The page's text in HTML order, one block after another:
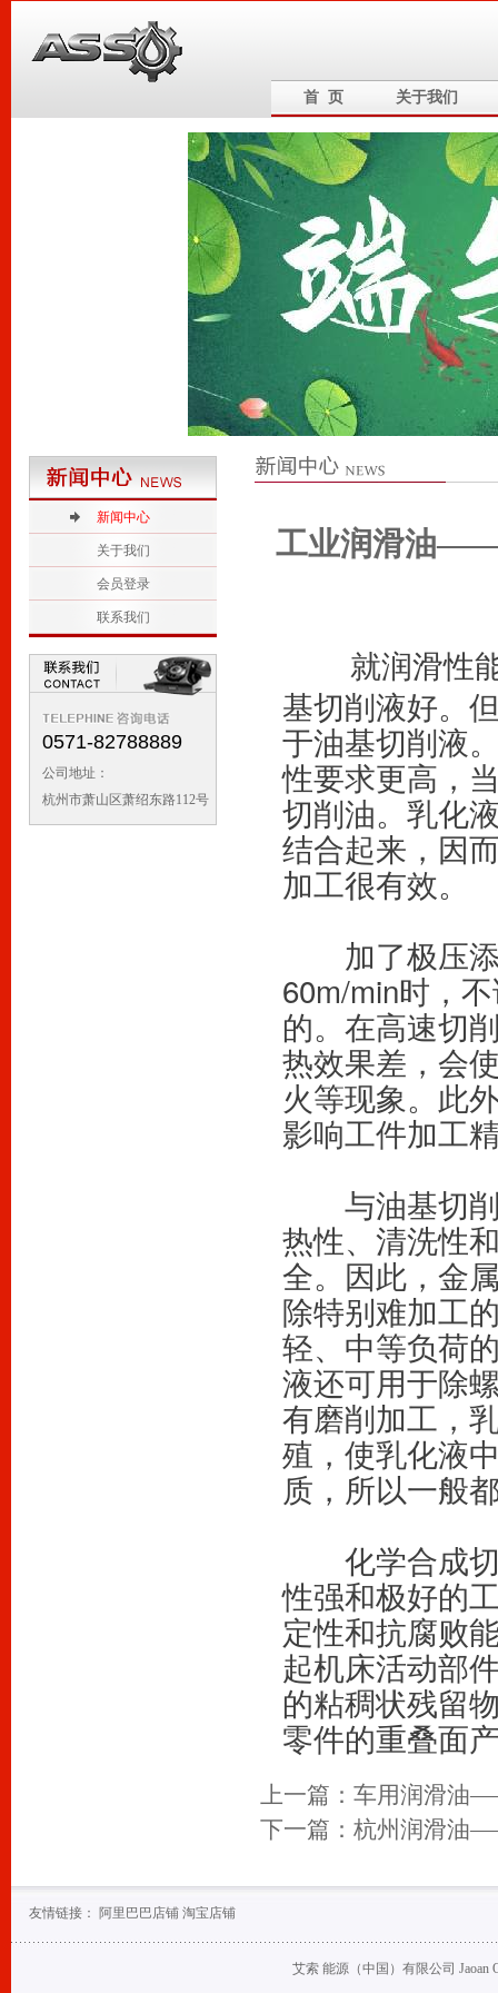
首 页 关于我们
5
3
新闻中心
关于我们
会员登录
联系我们
0571-82788889
公司地址：
杭州市萧山区萧绍东路112号
工业润滑油——
就润滑性能
基切削液好。
于油基切削液
性要求更高，
切削油。乳化
结合起来，因
加工很有效。
加了极压添
60m/min时，
的。在高速切
热效果差，会
火等现象。此
影响工件加工
与油基切削
热性、清洗性
全。因此，金
除特别难加工
轻、中等负荷
液还可用于除
有磨削加工，
殖，使乳化液
质，所以一般
化学合成切
性强和极好的
定性和抗腐败
起机床活动部
的粘稠状残留
零件的重叠面
上一篇： 车用润滑油
下一篇： 杭州润滑油
友情链接： 阿里巴巴店铺 淘宝店铺
艾索 能源（中国）有限公司 Jaoan